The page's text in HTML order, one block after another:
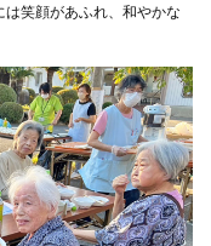
笑顔があふれ、和やかな